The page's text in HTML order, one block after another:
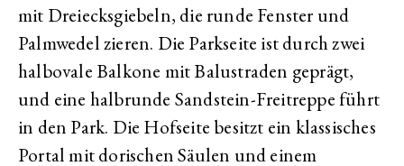
mit Dreiecksgiebeln, die runde Fenster und
Palmwedel zieren. Die Parkseite ist durch zwei
halbovale Balkone mit Balustraden geprägt,
und eine halbrunde Sandstein-Freitreppe führt
in den Park. Die Hofseite besitzt ein klassisches
Portal mit dorischen Säulen und einem